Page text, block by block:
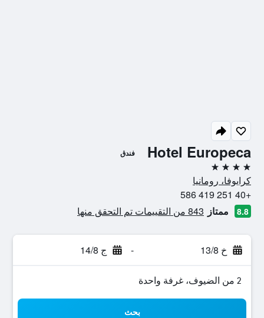
Hotel Europeca فندق
4 نجوم
كرايوفا، رومانيا
+40 251 419 586
8.8 ممتاز 843 من التقييمات تم التحقق منها
خ 13/8 - ج 14/8
2 من الضيوف، غرفة واحدة
بحث